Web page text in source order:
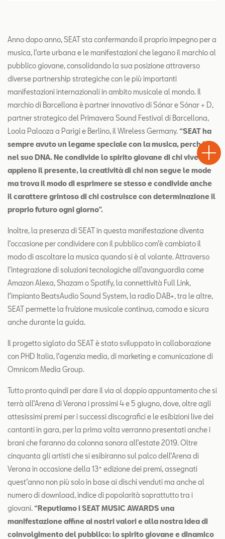
Anno dopo anno, SEAT sta confermando il proprio impegno per a
musica, l’arte urbana e le manifestazioni che legano il marchio al
pubblico giovane, consolidando la sua posizione attraverso
diverse partnership strategiche con le più importanti
manifestazioni internazionali in ambito musicale al mondo. Il
marchio di Barcellona è partner innovativo di Sónar e Sónar + D,
partner strategico del Primavera Sound Festival di Barcellona,
Loola Palooza a Parigi e Berlino, il Wireless Germany. “SEAT ha
sempre avuto un legame speciale con la musica, perché e
nel suo DNA. Ne condivide lo spirito giovane di chi vive
appieno il presente, la creatività di chi non segue le mode
ma trova il modo di esprimere se stesso e condivide anche
il carattere grintoso di chi costruisce con determinazione il
proprio futuro ogni giorno”.
Inoltre, la presenza di SEAT in questa manifestazione diventa
l’occasione per condividere con il pubblico com’è cambiato il
modo di ascoltare la musica quando si è al volante. Attraverso
l’integrazione di soluzioni tecnologiche all’avanguardia come
Amazon Alexa, Shazam o Spotify, la connettività Full Link,
l’impianto BeatsAudio Sound System, la radio DAB+, tra le altre,
SEAT permette la fruizione musicale continua, comoda e sicura
anche durante la guida.
Il progetto siglato da SEAT è stato sviluppato in collaborazione
con PHD Italia, l’agenzia media, di marketing e comunicazione di
Omnicom Media Group.
Tutto pronto quindi per dare il via al doppio appuntamento che si
terrà all’Arena di Verona i prossimi 4 e 5 giugno, dove, oltre agli
attesissimi premi per i successi discografici e le esibizioni live dei
cantanti in gara, per la prima volta verranno presentati anche i
brani che faranno da colonna sonora all’estate 2019. Oltre
cinquanta gli artisti che si esibiranno sul palco dell’Arena di
Verona in occasione della 13^ edizione dei premi, assegnati
quest’anno non più solo in base ai dischi venduti ma anche al
numero di download, indice di popolarità soprattutto tra i
giovani. “Reputiamo i SEAT MUSIC AWARDS una
manifestazione affine ai nostri valori e alla nostra idea di
coinvolgimento del pubblico: lo spirito giovane e dinamico
Test
Drive
Chiama